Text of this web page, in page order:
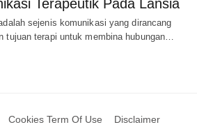
Terapeutik Pada Lansia
sejenis komunikasi yang dirancang
tujuan terapi untuk membina hubungan…
Cookies Term Of Use Disclaimer